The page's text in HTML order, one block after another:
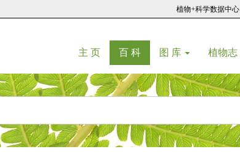
植物+科学数据中心
主 页(current)
百 科(current)
图 库 植物志